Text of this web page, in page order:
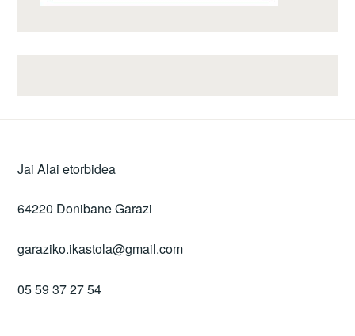
Jai Alai etorbidea
64220 Donibane Garazi
garaziko.ikastola@gmail.com
05 59 37 27 54